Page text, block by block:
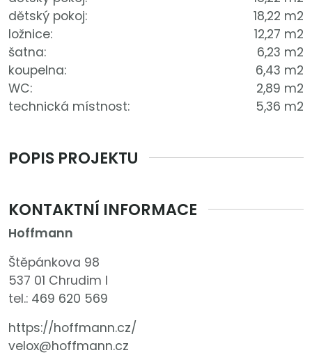
dětský pokoj:
18,22 m2
ložnice:
12,27 m2
šatna:
6,23 m2
koupelna:
6,43 m2
WC:
2,89 m2
technická místnost:
5,36 m2
POPIS PROJEKTU
KONTAKTNÍ INFORMACE
Hoffmann
Štěpánkova 98
537 01 Chrudim I
tel.: 469 620 569
https://hoffmann.cz/
velox@hoffmann.cz